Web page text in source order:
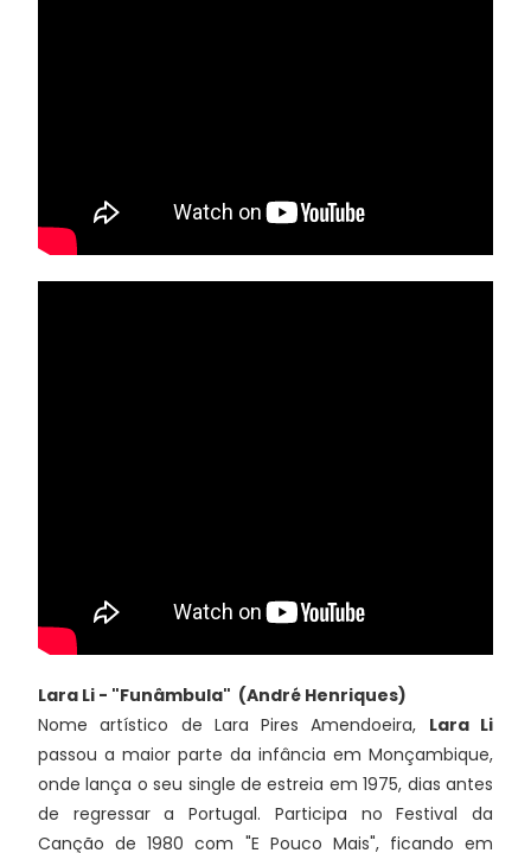
Lara Li - "Funâmbula" (André Henriques)
Nome artístico de Lara Pires Amendoeira, Lara Li
passou a maior parte da infância em Monçambique,
onde lança o seu single de estreia em 1975, dias antes
de regressar a Portugal. Participa no Festival da
Canção de 1980 com "E Pouco Mais", ficando em